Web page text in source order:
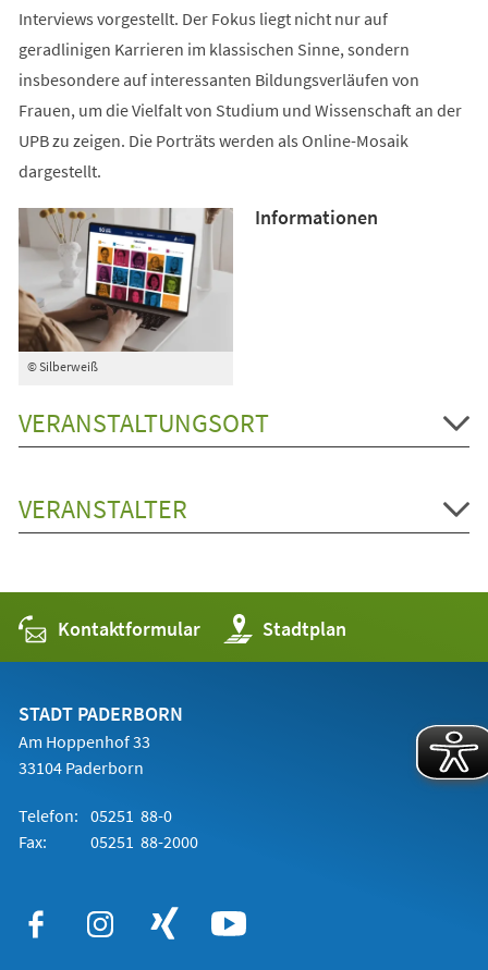
Interviews vorgestellt. Der Fokus liegt nicht nur auf
geradlinigen Karrieren im klassischen Sinne, sondern
insbesondere auf interessanten Bildungsverläufen von
Frauen, um die Vielfalt von Studium und Wissenschaft an der
UPB zu zeigen. Die Porträts werden als Online-Mosaik
dargestellt.
© Silberweiß
Informationen
VERANSTALTUNGSORT
VERANSTALTER
Kontaktformular Stadtplan
(Öffnet
in
einem
STADT PADERBORN
Am Hoppenhof 33
33104 Paderborn
Telefon: 05251 88-0
Fax:
05251 88-2000